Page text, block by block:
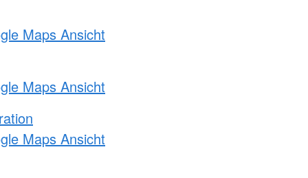
Maps Ansicht
Maps Ansicht
Maps Ansicht